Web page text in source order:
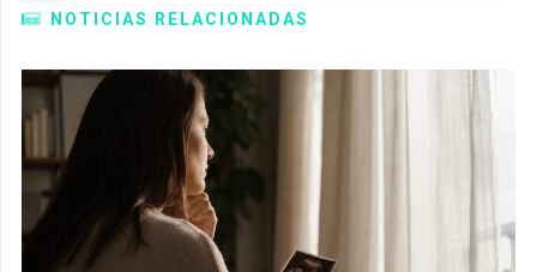
NOTICIAS RELACIONADAS